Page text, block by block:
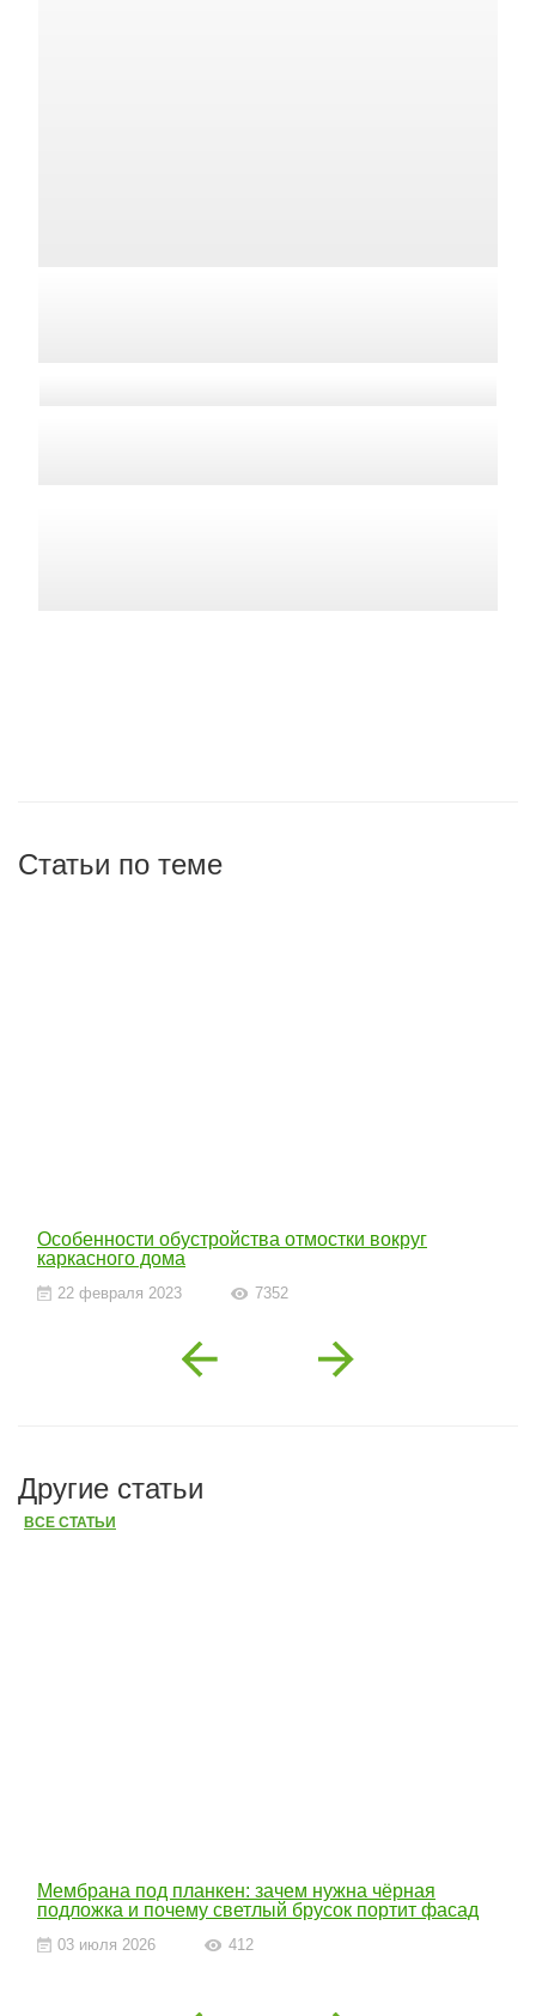
Статьи по теме
Особенности обустройства отмостки вокруг
каркасного дома
22 февраля 2023 7352
Previous Next
Другие статьи
ВСЕ СТАТЬИ
Мембрана под планкен: зачем нужна чёрная
подложка и почему светлый брусок портит фасад
03 июля 2026 412